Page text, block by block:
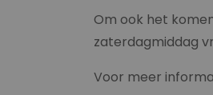
Om ook het
zaterdagmiddag
Voor meer